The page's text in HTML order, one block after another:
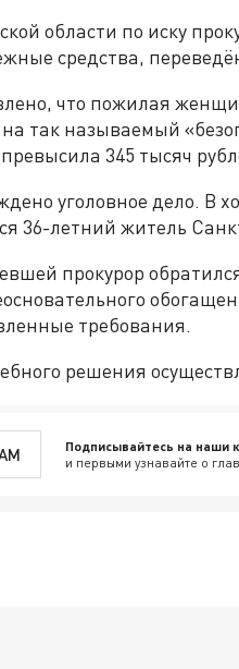
области по иску
средства,
что пожилая
так называемый
345 тысяч
уголовное дело. В
36-летний житель
прокурор
требования.
решения
Подписывайтесь на наши
и первыми узнавайте о